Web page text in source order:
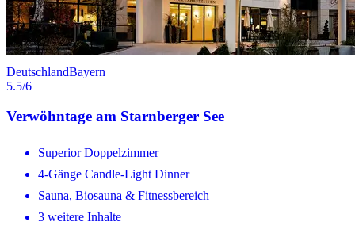
DeutschlandBayern
5.5/6
Verwöhntage am Starnberger See
Superior Doppelzimmer
4-Gänge Candle-Light Dinner
Sauna, Biosauna & Fitnessbereich
3 weitere Inhalte